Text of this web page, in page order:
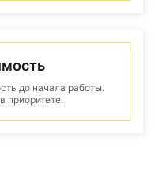
до начала работы.
приоритете.